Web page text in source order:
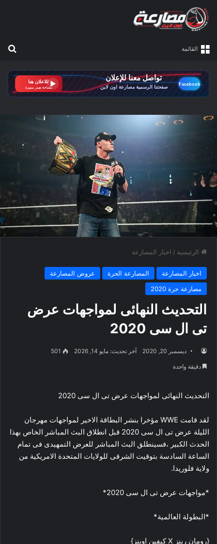
القائمة
الرئيسية / اخبار المصارعة
اخبار المصارعة المصارعة الحرة
عروض المصارعة
مصارعة حرة 2020
التحديث النهائى لمواجهات عرض
تى ال سى 2020
ديسمبر 20, 2020 آخر تحديث: مايو 14, 2026 501
دقيقة واحدة
التحديث النهائى لمواجهات عرض تى ال سى 2020
لقد قامت WWE مؤخرا بنشر البطاقة الاخير لمواجهات مهرجان
الليلة عرض تى ال سى 2020 قبل انطلاق البث المباشر الخاص بهذا
الحدث الكبير ،فسينطلق البث المباشر للعرض التمهيدى فى تمام
الساعة السادسة بتوقيت الشرقى للولايات المتحدة الامريكية من
ولاية فلوريدا.
*مواجهات عرض تى ال سى 2020*
*البطولة العالمية*
{رومان رينز X كيفين اوينز}